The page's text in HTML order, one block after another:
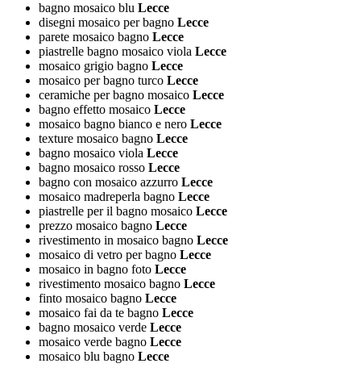
bagno mosaico blu Lecce
disegni mosaico per bagno Lecce
parete mosaico bagno Lecce
piastrelle bagno mosaico viola Lecce
mosaico grigio bagno Lecce
mosaico per bagno turco Lecce
ceramiche per bagno mosaico Lecce
bagno effetto mosaico Lecce
mosaico bagno bianco e nero Lecce
texture mosaico bagno Lecce
bagno mosaico viola Lecce
bagno mosaico rosso Lecce
bagno con mosaico azzurro Lecce
mosaico madreperla bagno Lecce
piastrelle per il bagno mosaico Lecce
prezzo mosaico bagno Lecce
rivestimento in mosaico bagno Lecce
mosaico di vetro per bagno Lecce
mosaico in bagno foto Lecce
rivestimento mosaico bagno Lecce
finto mosaico bagno Lecce
mosaico fai da te bagno Lecce
bagno mosaico verde Lecce
mosaico verde bagno Lecce
mosaico blu bagno Lecce